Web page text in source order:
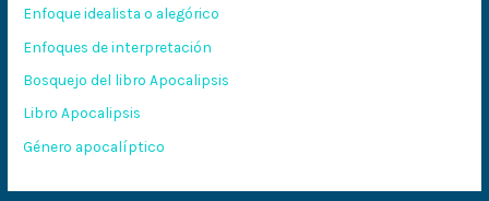
p
o
r
:
Enfoque idealista o alegórico
Enfoques de interpretación
Bosquejo del libro Apocalipsis
Libro Apocalipsis
Género apocalíptico